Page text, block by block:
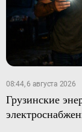
08:44, 6 августа 2026
Грузинские